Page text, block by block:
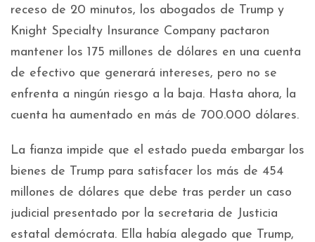
receso de 20 minutos, los abogados de Trump y
Knight Specialty Insurance Company pactaron
mantener los 175 millones de dólares en una cuenta
de efectivo que generará intereses, pero no se
enfrenta a ningún riesgo a la baja. Hasta ahora, la
cuenta ha aumentado en más de 700.000 dólares.
La fianza impide que el estado pueda embargar los
bienes de Trump para satisfacer los más de 454
millones de dólares que debe tras perder un caso
judicial presentado por la secretaria de Justicia
estatal demócrata. Ella había alegado que Trump,